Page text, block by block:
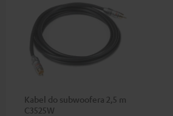
Kabel do subwoofera 2,5 m
C3525W